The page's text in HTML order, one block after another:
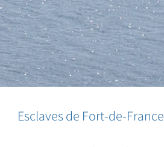
Esclaves de Fort-de-France